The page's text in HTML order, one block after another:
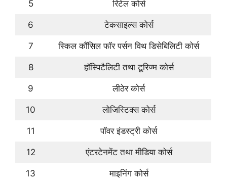
5 रिटेल कोर्स
6 टेकसाइल्स कोर्स
7 स्किल कौंसिल फॉर पर्सन विथ डिसेबिलिटी कोर्स
8 हॉस्पिटैलिटी तथा टूरिज्म कोर्स
9 लीठेर कोर्स
10 लोजिस्टिक्स कोर्स
11 पॉवर इंडस्ट्री कोर्स
12 एंटरटेनमेंट तथा मीडिया कोर्स
13 माइनिंग कोर्स